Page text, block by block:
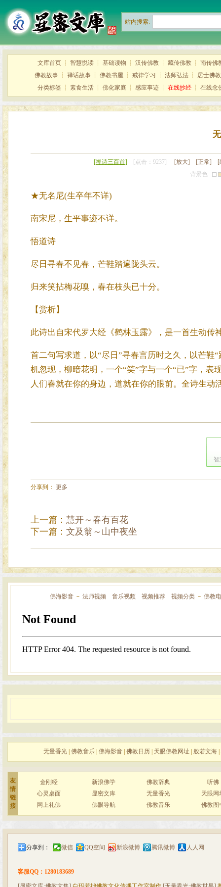
站内搜索:
文库首页 ┊ 智慧悦读 ┊ 基础读物 ┊ 汉传佛教 ┊ 藏传佛教 ┊ 南传佛
佛教故事 ┊ 禅话故事 ┊ 佛教书屋 ┊ 戒律学习 ┊ 法师弘法 ┊ 居士佛教
分类标签 ┊ 素食生活 ┊ 佛化家庭 ┊ 感应事迹 ┊ 在线抄经 ┊ 在线念
[禅诗三百首] [点击：9237] [放大] [正常]
背景色
★无名尼(生卒年不详)
南宋尼，生平事迹不详。
悟道诗
尽日寻春不见春，芒鞋踏遍陇头云。
归来笑拈梅花嗅，春在枝头已十分。
【赏析】
此诗出自宋代罗大经《鹤林玉露》，是一首生动传
首二句写求道，以“尽日”寻春言历时之久，以芒鞋
机忽现，柳暗花明，一个“笑”字与一个“已”字，
人们春就在你的身边，道就在你的眼前。全诗生
智
分享到： 更多
上一篇： 慧开～春有百花
下一篇： 文及翁～山中夜坐
佛海影音 － 法师视频 音乐视频 视频推荐 视频分类 － 佛教
无量香光 佛教音乐 佛海影音 佛教日历 天眼佛教网址 般若文海
友
情
链
接
金刚经 新浪佛学 佛教辞典
听佛
心灵桌面
显密文库 无量香光
天眼网
网上礼佛
佛眼导航 佛教音乐 佛教图
分享到： 微信 QQ空间 新浪微博 腾讯微博 人人网
客服QQ：1280183689